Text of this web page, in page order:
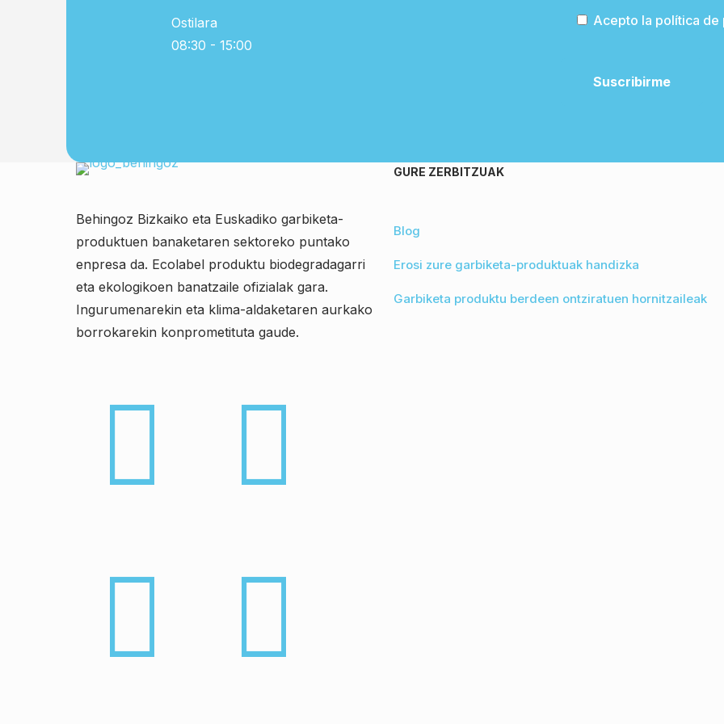
Ostilara
08:30 - 15:00
Acepto la política
Behingoz Bizkaiko eta Euskadiko garbiketa-
produktuen banaketaren sektoreko puntako
enpresa da. Ecolabel produktu biodegradagarri
eta ekologikoen banatzaile ofizialak gara.
Ingurumenarekin eta klima-aldaketaren aurkako
borrokarekin konprometituta gaude.
GURE ZERBITZUAK
Blog
Erosi zure garbiketa-produktuak handizka
Garbiketa produktu berdeen ontziratuen hornitzaileak